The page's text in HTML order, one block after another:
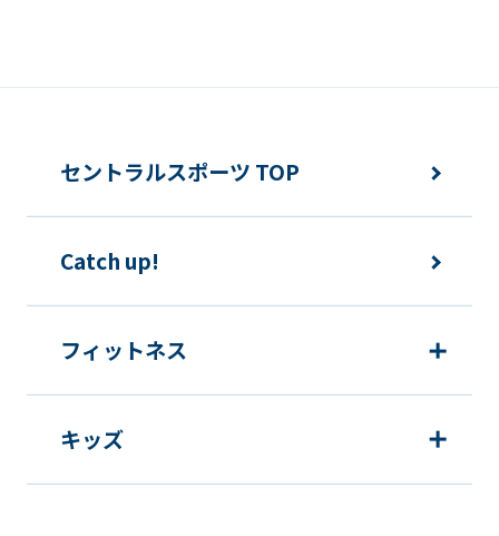
ご利用上の諸連絡や利用状況の確認の
む）等、新商品・サービスの立案・開
発・実施のため
新商品・サービスやイベント情報を含
個人を特定できないよう加工したうえ
での統計的なデータの作成、活用、公
セントラルスポーツ TOP
Catch up!
フィットネス
キッズ